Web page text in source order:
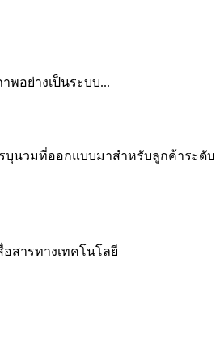
อย่างเป็นระบบ...
รบุนวมที่ออกแบบมาสำหรับลูกค้าระดับ
สารทางเทคโนโลยี